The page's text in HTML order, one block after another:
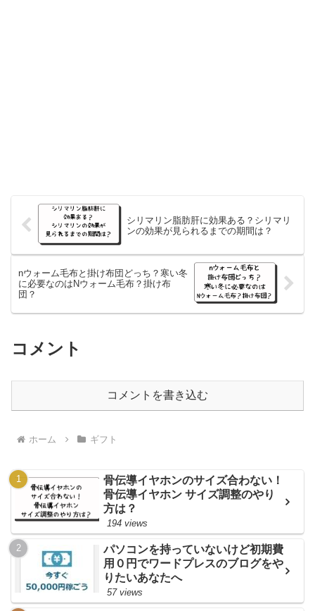
シリマリン脂肪肝に効果ある？シリマリ
ンの効果が見られるまでの期間は？
nウォーム毛布と掛け布団どっち？寒い冬
に必要なのはNウォーム毛布？掛け布
団？
コメント
コメントを書き込む
ホーム ギフト
骨伝導イヤホンのサイズ合わない！
骨伝導イヤホン サイズ調整のやり
方は？
194 views
パソコンを持っていないけど初期費
用０円でワードプレスのブログをや
りたいあなたへ
57 views